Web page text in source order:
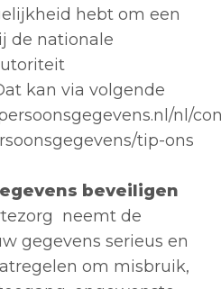
hebt om een
de nationale
kan via volgende
nl/
tip-ons
beveiligen
neemt de
gegevens serieus en
om misbruik,